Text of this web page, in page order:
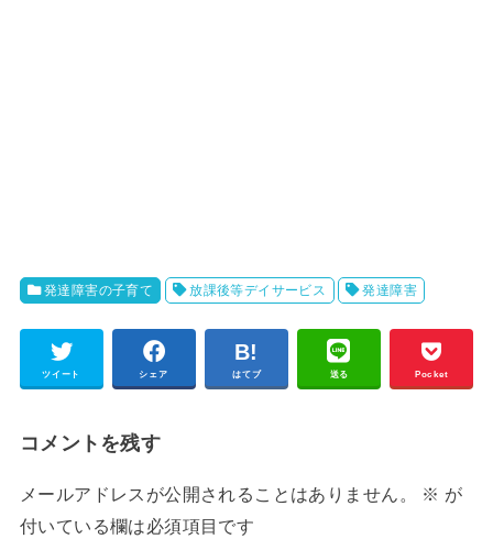
発達障害の子育て 放課後等デイサービス 発達障害
ツイート シェア はてブ 送る Pocket
コメントを残す
メールアドレスが公開されることはありません。 ※ が
付いている欄は必須項目です